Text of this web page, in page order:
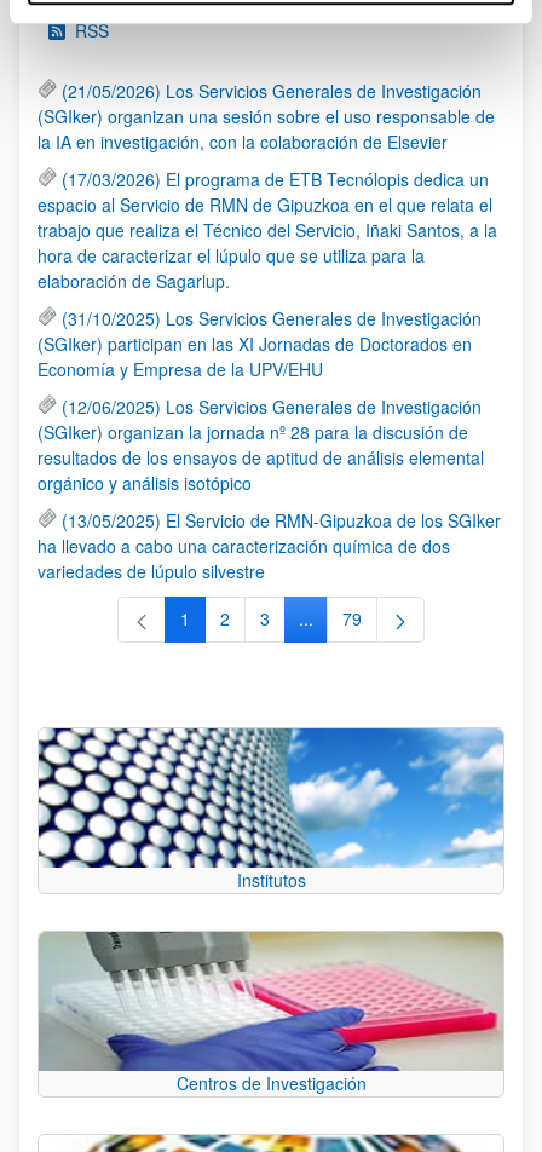
RSS
(21/05/2026) Los Servicios Generales de Investigación
(SGIker) organizan una sesión sobre el uso responsable de
la IA en investigación, con la colaboración de Elsevier
(17/03/2026) El programa de ETB Tecnólopis dedica un
espacio al Servicio de RMN de Gipuzkoa en el que relata el
trabajo que realiza el Técnico del Servicio, Iñaki Santos, a la
hora de caracterizar el lúpulo que se utiliza para la
elaboración de Sagarlup.
(31/10/2025) Los Servicios Generales de Investigación
(SGIker) participan en las XI Jornadas de Doctorados en
Economía y Empresa de la UPV/EHU
(12/06/2025) Los Servicios Generales de Investigación
(SGIker) organizan la jornada nº 28 para la discusión de
resultados de los ensayos de aptitud de análisis elemental
orgánico y análisis isotópico
(13/05/2025) El Servicio de RMN-Gipuzkoa de los SGIker
ha llevado a cabo una caracterización química de dos
variedades de lúpulo silvestre
Página
1 Página
2 Página
3 ...Páginas intermedias Use TAB
Página
79
Institutos
Centros de Investigación